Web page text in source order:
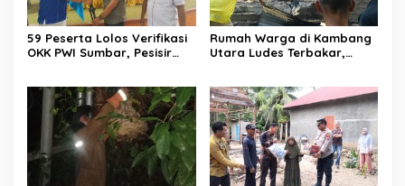
59 Peserta Lolos Verifikasi
OKK PWI Sumbar, Pesisir
Rumah Warga di Kambang
Utara Ludes Terbakar,